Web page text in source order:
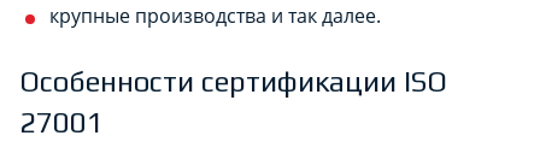
крупные производства и так далее.
Особенности сертификации ISO
27001